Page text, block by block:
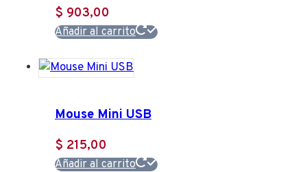
$ 903,00
Añadir al carrito
Mouse Mini USB
$ 215,00
Añadir al carrito